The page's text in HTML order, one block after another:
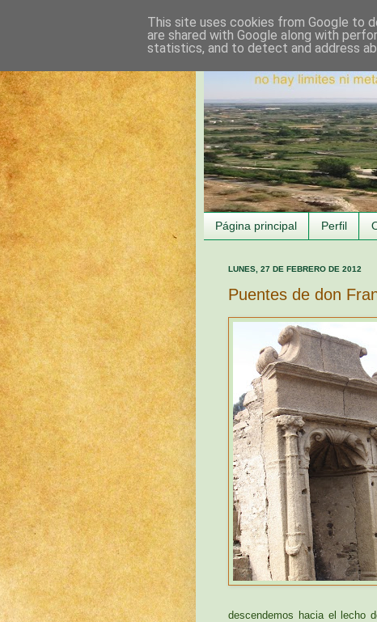
Página principal Perfil
LUNES, 27 DE FEBRERO DE 2012
Puentes de don
descendemos hacia el lecho
This site uses cookies from Google to
are shared with Google along with
statistics, and to detect and address